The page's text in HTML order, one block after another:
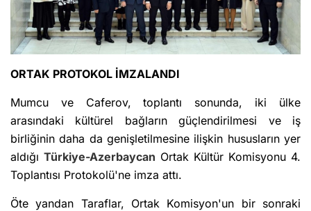
ORTAK PROTOKOL İMZALANDI
Mumcu ve Caferov, toplantı sonunda, iki ülke
arasındaki kültürel bağların güçlendirilmesi ve iş
birliğinin daha da genişletilmesine ilişkin hususların yer
aldığı Türkiye-Azerbaycan Ortak Kültür Komisyonu 4.
Toplantısı Protokolü'ne imza attı.
Öte yandan Taraflar, Ortak Komisyon'un bir sonraki